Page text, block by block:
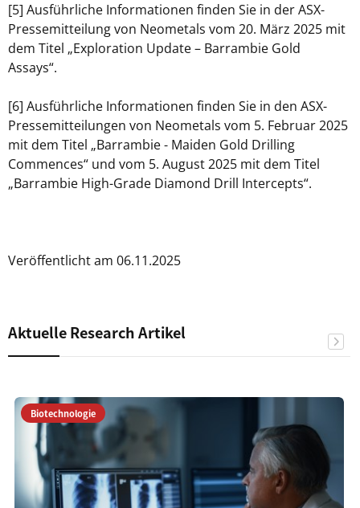
[5] Ausführliche Informationen finden Sie in der ASX-
Pressemitteilung von Neometals vom 20. März 2025 mit
dem Titel „Exploration Update – Barrambie Gold
Assays“.
[6] Ausführliche Informationen finden Sie in den ASX-
Pressemitteilungen von Neometals vom 5. Februar 2025
mit dem Titel „Barrambie - Maiden Gold Drilling
Commences“ und vom 5. August 2025 mit dem Titel
„Barrambie High-Grade Diamond Drill Intercepts“.
Veröffentlicht am 06.11.2025
Aktuelle Research Artikel
Biotechnologie